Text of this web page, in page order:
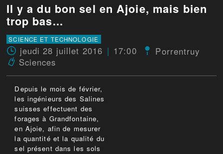
Il y a du bon sel en Ajoie, mais bien
trop bas...
SCIENCE ET TECHNOLOGIE
jeudi 28 juillet 2016 17:00
Porrentruy
Sciences
Depuis le mois de février,
les ingénieurs des Salines
suisses effectuent des
forages à Grandfontaine,
en Ajoie, afin de mesurer
la quantité et la qualité du
sel présent dans les sols